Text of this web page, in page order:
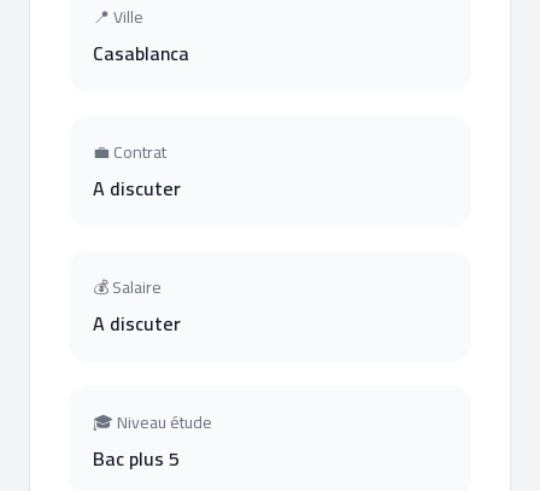
📍 Ville
Casablanca
💼 Contrat
A discuter
💰 Salaire
A discuter
🎓 Niveau étude
Bac plus 5